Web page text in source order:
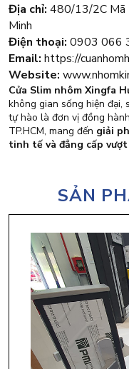
Địa chỉ: 480/13/2C Mã
Minh
Điện thoại: 0903 066
Email: https://
Website:
Cửa Slim nhôm Xingfa
không gian sống hiện đại,
tự hào là đơn vị đồng
TP.HCM, mang đến giải
tinh tế và đẳng cấp
SẢN